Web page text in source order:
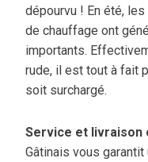
dépourvu ! En été,
de chauffage ont
importants.
rude, il est tout à fait
soit surchargé.
Service et livraison
Gâtinais vous garantit